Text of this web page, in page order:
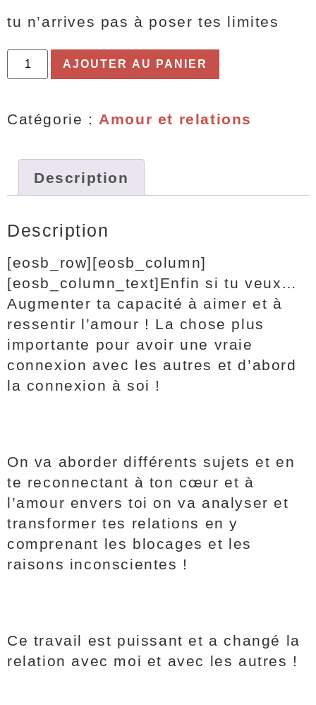
tu n’arrives pas à poser tes limites
AJOUTER AU PANIER
Catégorie : Amour et relations
Description
Description
[eosb_row][eosb_column]
[eosb_column_text]Enfin si tu veux…
Augmenter ta capacité à aimer et à
ressentir l’amour ! La chose plus
importante pour avoir une vraie
connexion avec les autres et d’abord
la connexion à soi !
On va aborder différents sujets et en
te reconnectant à ton cœur et à
l’amour envers toi on va analyser et
transformer tes relations en y
comprenant les blocages et les
raisons inconscientes !
Ce travail est puissant et a changé la
relation avec moi et avec les autres !